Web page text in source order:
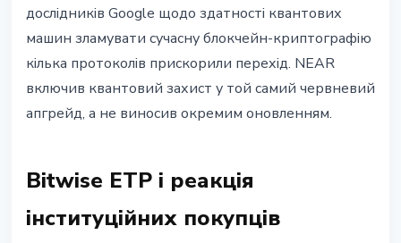
дослідників Google щодо здатності квантових
машин зламувати сучасну блокчейн-криптографію
кілька протоколів прискорили перехід. NEAR
включив квантовий захист у той самий червневий
апгрейд, а не виносив окремим оновленням.
Bitwise ETP і реакція
інституційних покупців